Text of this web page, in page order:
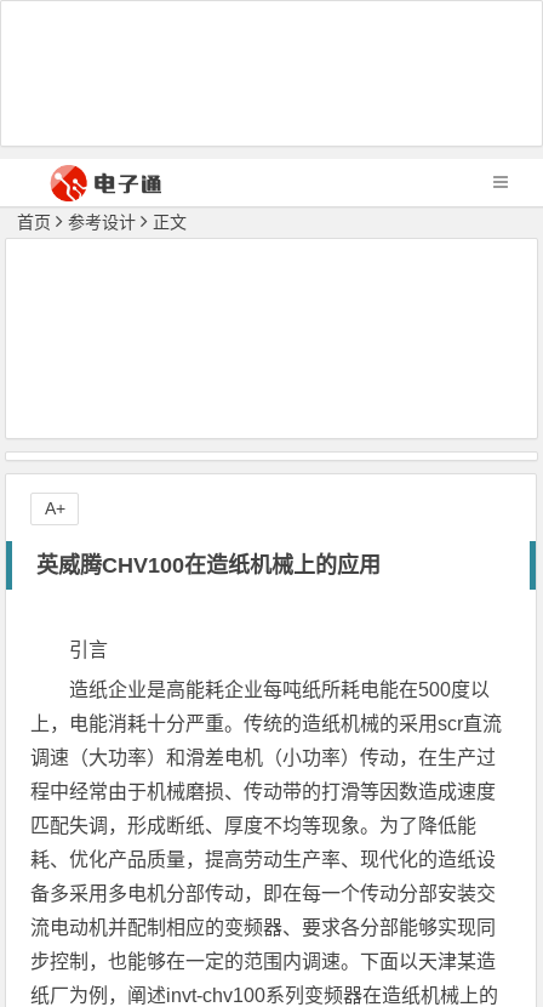
首页 参考设计 正文
英威腾CHV100在造纸机械上的应用
引言
造纸企业是高能耗企业每吨纸所耗电能在500度以
上，电能消耗十分严重。传统的造纸机械的采用scr直流
调速（大功率）和滑差电机（小功率）传动，在生产过
程中经常由于机械磨损、传动带的打滑等因数造成速度
匹配失调，形成断纸、厚度不均等现象。为了降低能
耗、优化产品质量，提高劳动生产率、现代化的造纸设
备多采用多电机分部传动，即在每一个传动分部安装交
流电动机并配制相应的变频器、要求各分部能够实现同
步控制，也能够在一定的范围内调速。下面以天津某造
纸厂为例，阐述invt-chv100系列变频器在造纸机械上的
A+